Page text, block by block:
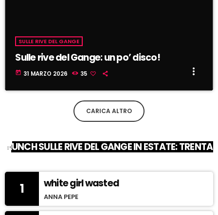
SULLE RIVE DEL GANGE
Sulle rive del Gange: un po’ disco!
today 31 MARZO 2026 35 more_vert
CARICA ALTRO
LUNCH SULLE RIVE DEL GANGE IN ESTATE:
1 white girl wasted
ANNA PEPE